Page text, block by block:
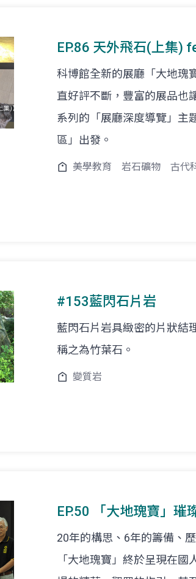
EP.86 天外飛石(上集)
科博館全新的展廳「大地瑰
直好評不斷，豐富的展品也
系列的「展廳深度導覽」主
區」出發。
美學教育 岩石礦物 古代
#153藍閃石片岩
藍閃石片岩具緻密的片狀結
稱之為竹葉石。
變質岩
EP.50 「大地瑰寶」璀
20年的構思、6年的籌備、
「大地瑰寶」終於呈現在